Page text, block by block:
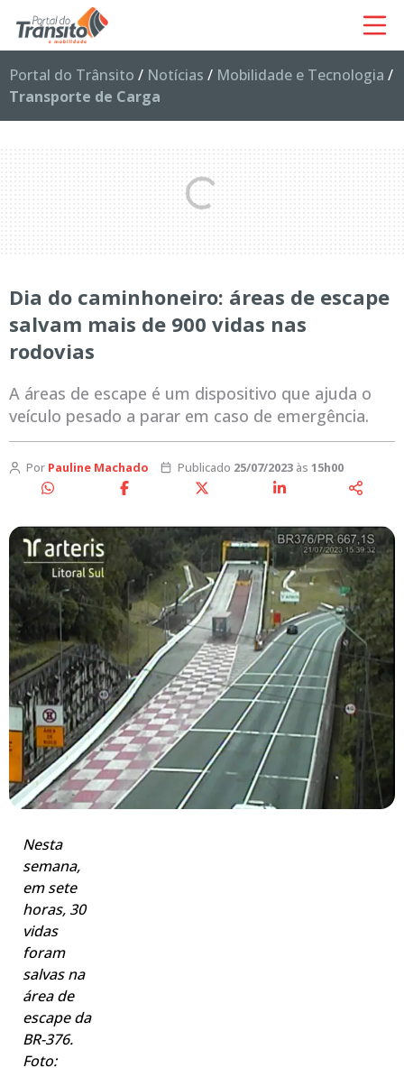
Portal do Trânsito / Notícias / Mobilidade e Tecnologia /
Transporte de Carga
Dia do caminhoneiro: áreas de escape
salvam mais de 900 vidas nas
rodovias
A áreas de escape é um dispositivo que ajuda o
veículo pesado a parar em caso de emergência.
Por Pauline Machado Publicado 25/07/2023às 15h00
Nesta
semana,
em sete
horas, 30
vidas
foram
salvas na
área de
escape da
BR-376.
Foto: